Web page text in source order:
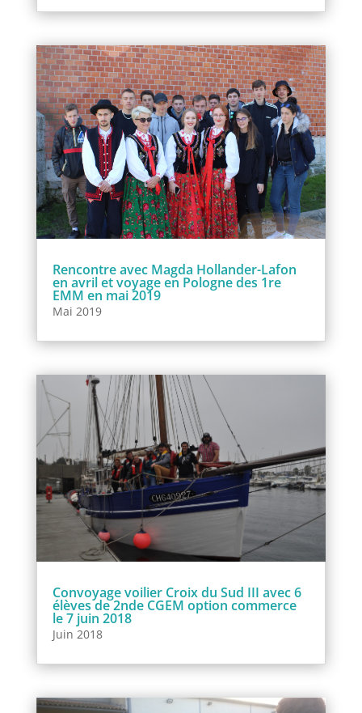
Rencontre avec Magda Hollander-Lafon
en avril et voyage en Pologne des 1re
EMM en mai 2019
Mai 2019
Convoyage voilier Croix du Sud III avec 6
élèves de 2nde CGEM option commerce
le 7 juin 2018
Juin 2018